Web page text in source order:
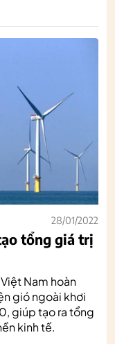
28/01/2022
tổng giá trị
Nam hoàn
gió ngoài khơi
giúp tạo ra tổng
kinh tế.